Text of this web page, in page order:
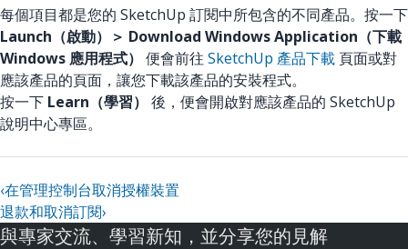
每個項目都是您的 SketchUp 訂閱中所包含的不同產品。按一下
Launch（啟動）＞ Download Windows Application（下載
Windows 應用程式） 便會前往 SketchUp 產品下載 頁面或對
應該產品的頁面，讓您下載該產品的安裝程式。
按一下 Learn（學習） 後，便會開啟對應該產品的 SketchUp
說明中心專區。
‹在管理控制台取消授權裝置
退款和取消訂閱›
與專家交流、學習新知，並分享您的見解